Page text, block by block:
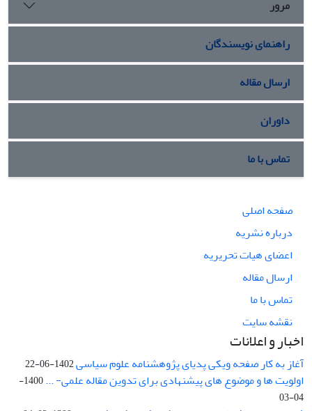
مرور
راهنمای نویسندگان
ارسال مقاله
داوران
تماس با ما
صفحه اصلی
درباره نشریه
اعضای هیات تحریریه
ارسال مقاله
تماس با ما
نقشه سایت
اخبار و اعلانات
آغاز به کار صفحه ویکی پدیای پژوهشنامه علوم سیاسی1402-06-22
اولویت ها و موضوع های پیشنهادی برای تدوین مقاله علمی- ...
1400-
04-03